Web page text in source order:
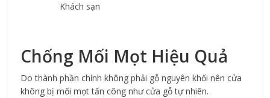
Khách sạn
Chống Mối Mọt Hiệu Quả
Do thành phần chính không phải gỗ nguyên khối nên cửa
không bị mối mọt tấn công như cửa gỗ tự nhiên.